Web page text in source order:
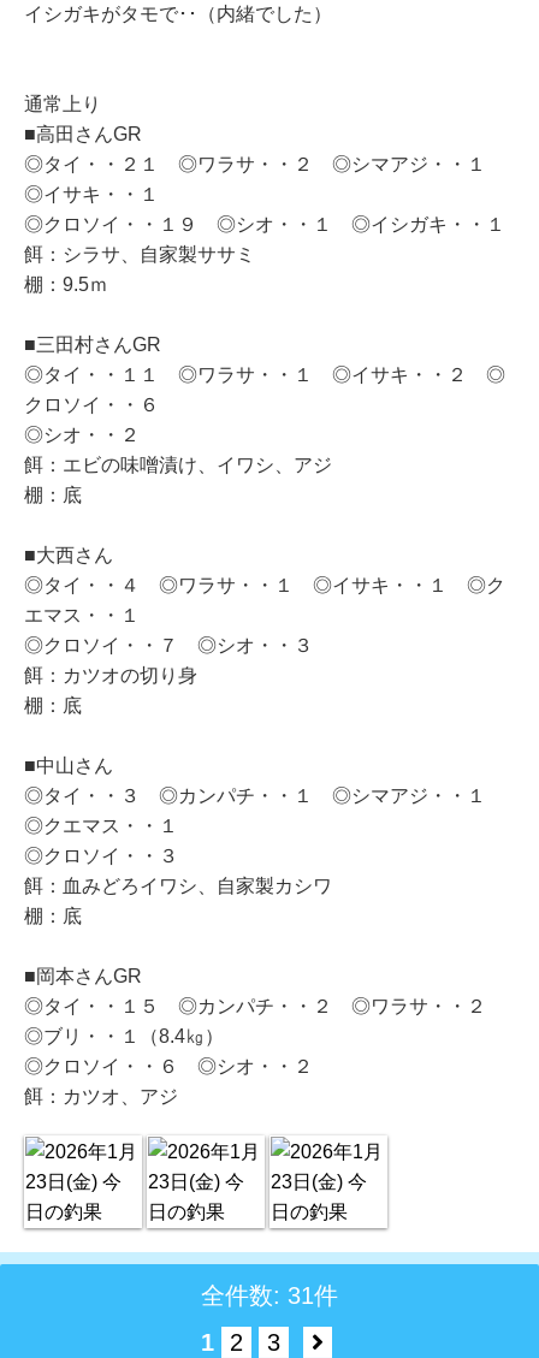
イシガキがタモで･･（内緒でした）
通常上り
■高田さんGR
◎タイ・・２１ ◎ワラサ・・２ ◎シマアジ・・１
◎イサキ・・１
◎クロソイ・・１９ ◎シオ・・１ ◎イシガキ・・１
餌：シラサ、自家製ササミ
棚：9.5ｍ
■三田村さんGR
◎タイ・・１１ ◎ワラサ・・１ ◎イサキ・・２ ◎
クロソイ・・６
◎シオ・・２
餌：エビの味噌漬け、イワシ、アジ
棚：底
■大西さん
◎タイ・・４ ◎ワラサ・・１ ◎イサキ・・１ ◎ク
エマス・・１
◎クロソイ・・７ ◎シオ・・３
餌：カツオの切り身
棚：底
■中山さん
◎タイ・・３ ◎カンパチ・・１ ◎シマアジ・・１
◎クエマス・・１
◎クロソイ・・３
餌：血みどろイワシ、自家製カシワ
棚：底
■岡本さんGR
◎タイ・・１５ ◎カンパチ・・２ ◎ワラサ・・２
◎ブリ・・１（8.4㎏）
◎クロソイ・・６ ◎シオ・・２
餌：カツオ、アジ
全件数: 31件
1
2 3